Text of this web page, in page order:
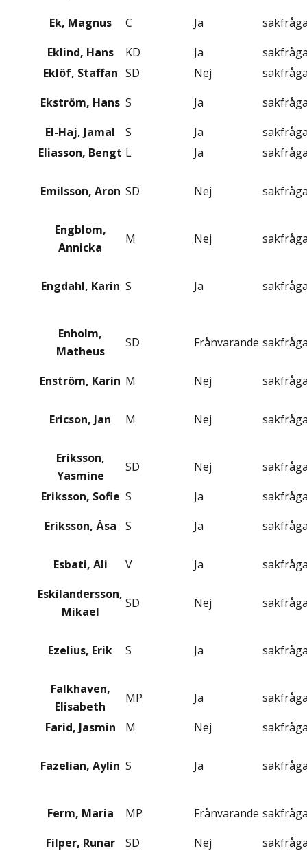
Ek, Magnus C Ja
Eklind, Hans
KD Ja
Eklöf, Staffan SD Nej
Ekström, Hans S Ja
El-Haj, Jamal
S Ja
Eliasson, Bengt L Ja
Emilsson, Aron SD Nej
Engblom,
Annicka
M Nej
Engdahl, Karin S Ja
Enholm,
Matheus
SD Frånvarande
Enström, Karin M Nej
Ericson, Jan M Nej
Eriksson,
Yasmine
SD Nej
Eriksson, Sofie S Ja
Eriksson, Åsa
S Ja
Esbati, Ali V Ja
Eskilandersson,
Mikael
SD Nej
Ezelius, Erik S Ja
Falkhaven,
Elisabeth
MP Ja
Farid, Jasmin
M Nej
Fazelian, Aylin S Ja
Ferm, Maria MP Frånvarande
Filper, Runar
SD Nej